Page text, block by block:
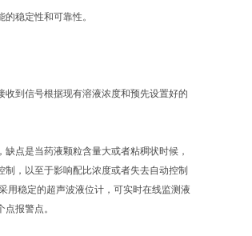
稳定性和可靠性。
到信号根据现有溶液浓度和预先设置好的
点是当药液颗粒含量大或者粘稠状时候，
，以至于影响配比浓度或者失去自动控制
用稳定的超声波液位计，可实时在线监测液
报警点。